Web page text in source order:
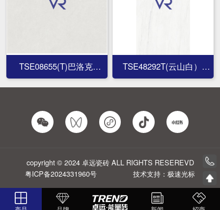
TSE08655(T)巴洛克
TSE48292T(云山白）
copyright © 2024 卓远瓷砖 ALL RIGHTS RESEREVD
粤ICP备2024331960号
技术支持：极速光标